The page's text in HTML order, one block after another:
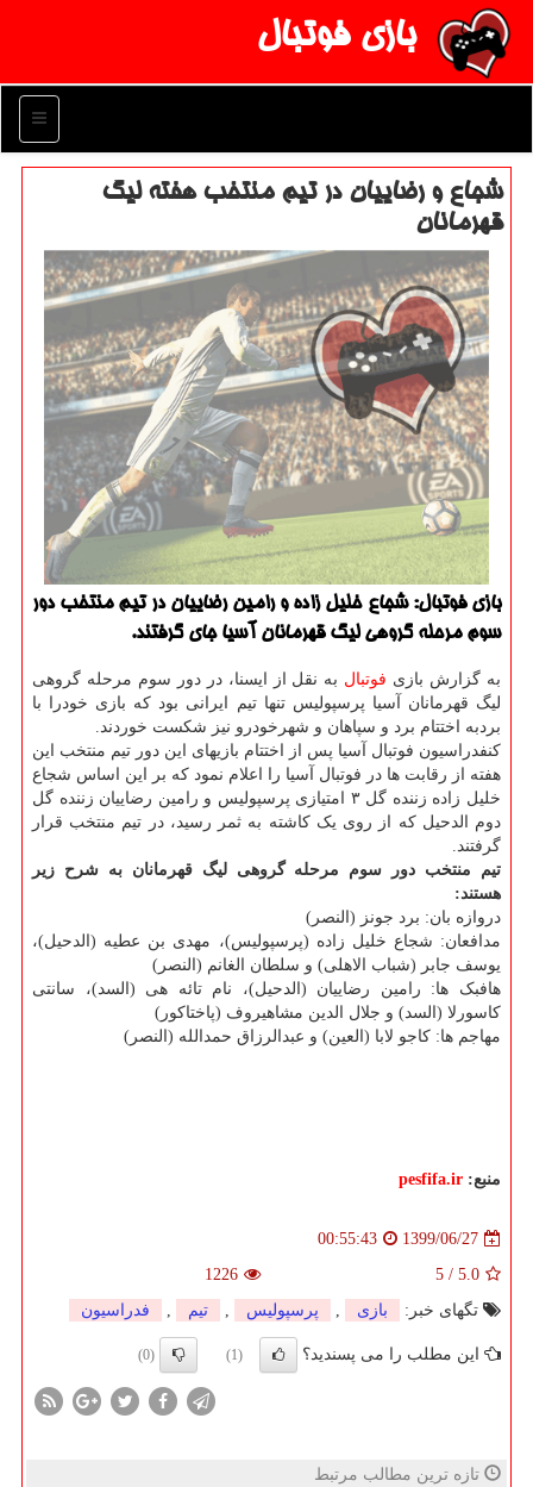
بازی فوتبال
منو
شجاع و رضاییان در تیم منتخب هفته لیگ
قهرمانان
بازی فوتبال: شجاع خلیل زاده و رامین رضاییان در تیم منتخب دور
سوم مرحله گروهی لیگ قهرمانان آسیا جای گرفتند.
به گزارش بازی فوتبال به نقل از ایسنا، در دور سوم مرحله گروهی
لیگ قهرمانان آسیا پرسپولیس تنها تیم ایرانی بود که بازی خودرا با
بردبه اختتام برد و سپاهان و شهرخودرو نیز شکست خوردند.
کنفدراسیون فوتبال آسیا پس از اختتام بازیهای این دور تیم منتخب این
هفته از رقابت ها در فوتبال آسیا را اعلام نمود که بر این اساس شجاع
خلیل زاده زننده گل ۳ امتیازی پرسپولیس و رامین رضاییان زننده گل
دوم الدحیل که از روی یک کاشته به ثمر رسید، در تیم منتخب قرار
گرفتند.
تیم منتخب دور سوم مرحله گروهی لیگ قهرمانان به شرح زیر
هستند:
دروازه بان: برد جونز (النصر)
مدافعان: شجاع خلیل زاده (پرسپولیس)، مهدی بن عطیه (الدحیل)،
یوسف جابر (شباب الاهلی) و سلطان الغانم (النصر)
هافبک ها: رامین رضاییان (الدحیل)، نام تائه هی (السد)، سانتی
کاسورلا (السد) و جلال الدین مشاهیروف (پاختاکور)
مهاجم ها: کاجو لابا (العین) و عبدالرزاق حمدالله (النصر)
منبع: pesfifa.ir
1399/06/27
00:55:43
5.0
/
5
1226
تگهای خبر:
بازی , پرسپولیس , تیم , فدراسیون
این مطلب را می پسندید؟ (1)
(0)
تازه ترین مطالب مرتبط